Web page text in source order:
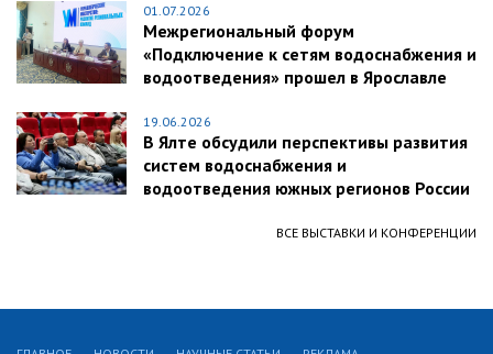
01.07.2026
Межрегиональный форум
«Подключение к сетям водоснабжения и
водоотведения» прошел в Ярославле
19.06.2026
В Ялте обсудили перспективы развития
систем водоснабжения и
водоотведения южных регионов России
ВСЕ ВЫСТАВКИ И КОНФЕРЕНЦИИ